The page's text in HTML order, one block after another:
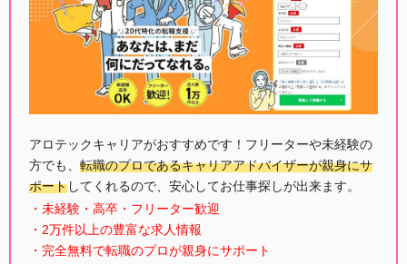
アロテックキャリアがおすすめです！フリーターや未経験の
方でも、 転職のプロであるキャリアアドバイザーが親身にサ
ポートしてくれるので、安心してお仕事探しが出来ます。
・未経験・高卒・フリーター歓迎
・2万件以上の豊富な求人情報
・完全無料で転職のプロが親身にサポート